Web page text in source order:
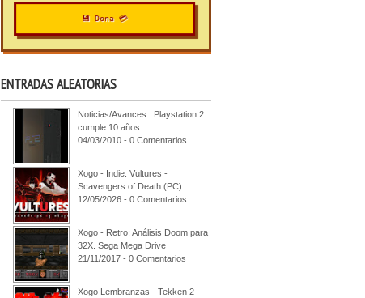
💾 Dona 💳
ENTRADAS ALEATORIAS
Noticias/Avances : Playstation 2
cumple 10 años.
04/03/2010 - 0 Comentarios
Xogo - Indie: Vultures -
Scavengers of Death (PC)
12/05/2026 - 0 Comentarios
Xogo - Retro: Análisis Doom para
32X. Sega Mega Drive
21/11/2017 - 0 Comentarios
Xogo Lembranzas - Tekken 2